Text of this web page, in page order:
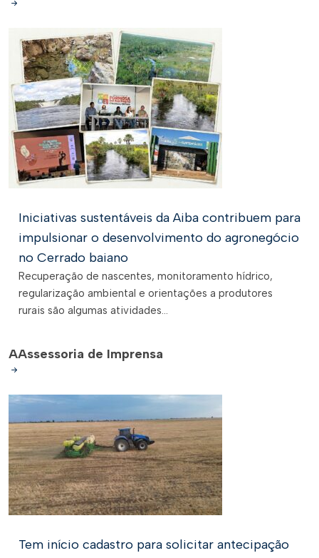
Iniciativas sustentáveis da Aiba contribuem para
impulsionar o desenvolvimento do agronegócio
no Cerrado baiano
Recuperação de nascentes, monitoramento hídrico,
regularização ambiental e orientações a produtores
rurais são algumas atividades...
AAssessoria de Imprensa
Tem início cadastro para solicitar antecipação